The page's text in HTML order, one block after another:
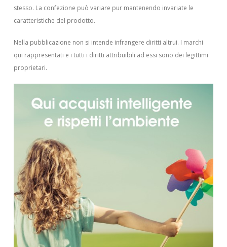
stesso. La confezione può variare pur mantenendo invariate le
caratteristiche del prodotto.
Nella pubblicazione non si intende infrangere diritti altrui. I marchi
qui rappresentati e i tutti i diritti attribuibili ad essi sono dei legittimi
proprietari.